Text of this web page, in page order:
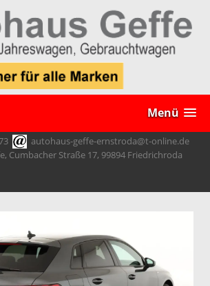
Menü
autohaus-geffe-ernstroda@t-online.de
Cumbacher Straße 17, 99894 Friedrichroda